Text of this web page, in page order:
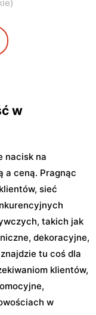
ul. Wrzeciono
ul. Szeligowska
)
w
nacisk na
a ceną. Pragnąc
sieć
takich jak
dekoracyjne,
tu coś dla
klientów,
w